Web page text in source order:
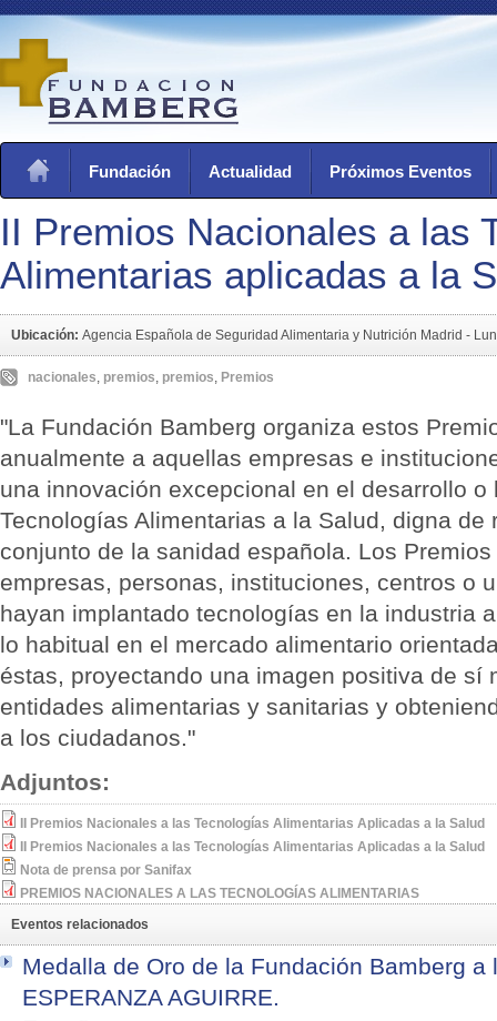
Fundación Actualidad Próximos Eventos
II Premios Nacionales a las
Alimentarias aplicadas a la
Ubicación: Agencia Española de Seguridad Alimentaria y Nutrición Madrid -
nacionales, premios, premios, Premios
"La Fundación Bamberg organiza estos
anualmente a aquellas empresas e
una innovación excepcional en el desarrollo o
Tecnologías Alimentarias a la Salud, digna de
conjunto de la sanidad española. Los
empresas, personas, instituciones, centros o
hayan implantado tecnologías en la industria
lo habitual en el mercado alimentario
éstas, proyectando una imagen positiva de sí
entidades alimentarias y sanitarias y
a los ciudadanos."
Adjuntos:
II Premios Nacionales a las Tecnologías Alimentarias Aplicadas a la Salud
II Premios Nacionales a las Tecnologías Alimentarias Aplicadas a la Salud
Nota de prensa por Sanifax
PREMIOS NACIONALES A LAS TECNOLOGÍAS ALIMENTARIAS
Eventos relacionados
Medalla de Oro de la Fundación Bamberg a
ESPERANZA AGUIRRE.